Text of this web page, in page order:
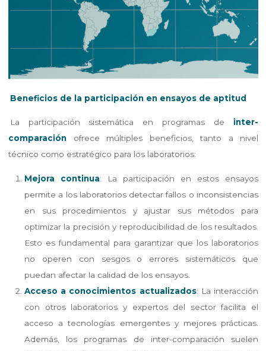
Beneficios de la participación en ensayos de aptitud
La participación sistemática en programas de inter-
comparación
ofrece múltiples beneficios, tanto a nivel
técnico como estratégico para los laboratorios:
Mejora continua: La participación en estos ensayos
permite a los laboratorios detectar fallos o inconsistencias
en sus procedimientos y ajustar sus métodos para
optimizar la precisión y reproducibilidad de los resultados.
Esto es fundamental para garantizar que los laboratorios
no operen con sesgos o errores sistemáticos que
puedan afectar la calidad de los ensayos.
Acceso a conocimientos actualizados: La interacción
con otros laboratorios y expertos del sector facilita el
acceso a tecnologías emergentes y mejores prácticas.
Además, los programas de inter-comparación suelen